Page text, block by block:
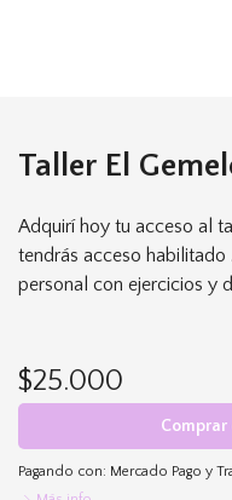
Taller El
Adquirí hoy tu acceso al
tendrás acceso habilitado
personal con ejercicios y
$25.000
Comprar
Pagando con: Mercado Pago y